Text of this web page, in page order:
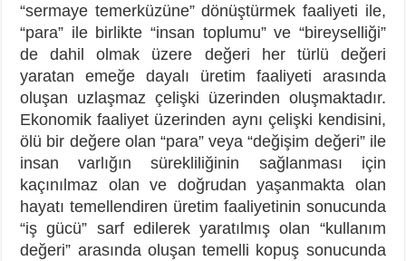
“sermaye temerküzüne” dönüştürmek faaliyeti ile,
“para” ile birlikte “insan toplumu” ve “bireyselliği”
de dahil olmak üzere değeri her türlü değeri
yaratan emeğe dayalı üretim faaliyeti arasında
oluşan uzlaşmaz çelişki üzerinden oluşmaktadır.
Ekonomik faaliyet üzerinden aynı çelişki kendisini,
ölü bir değere olan “para” veya “değişim değeri” ile
insan varlığın sürekliliğinin sağlanması için
kaçınılmaz olan ve doğrudan yaşanmakta olan
hayatı temellendiren üretim faaliyetinin sonucunda
“iş gücü” sarf edilerek yaratılmış olan “kullanım
değeri” arasında oluşan temelli kopuş sonucunda